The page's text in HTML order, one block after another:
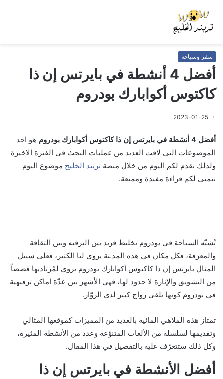
سفر وسياحة
أفضل 4 أنشطة في بايرتس إن ذا
كاكتوس أكوابارك بودروم
2023-01-25
أفضل 4 أنشطة في بايرتس إن ذا كاكتوس أكوابارك بودروم
هو احد
الموضوعات التى لاقت العديد من عمليات البحث فى الفترة الاخيرة
ولذلك نقدم لكم اليوم من خلال منصة تريند الخليج موضوع اليوم
نتمنى لكم قراءة مفيدة وممتعة.
تُشبّه السياحة في بودروم بخليط فريد بين الترفيه وبين الثقافة
والمعرفة، فكل مكان في هذه المدينة يروي لنا الكثير، فعلى سبيل
المثال بايرتس إن ذا كاكتوس أكوابارك بودروم تروي لمُرتاديها قصصاً
من التشويق والإثارة لا حدود لها، فهي الأشهر بين عدّة اماكن ترفيهية
في بودروم كونها تلقى رواج كبير لدى الزوّار.
تمتاز هذه الملاهي المائية بالعديد من المميزات كموقعها المثالي
وتقديمها لسلسلة من الألعاب المتنوّعة وعدد من الأنشطة المثيرة،
وكل ذلك ستتعرّف عليه بالتفصيل في هذا المقال.
أفضل الأنشطة في بايرتس إن ذا